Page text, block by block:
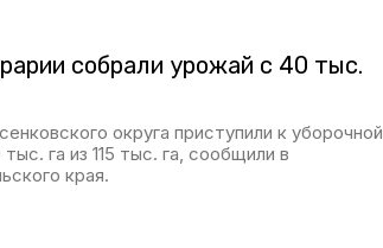
собрали урожай с 40 тыс.
округа приступили к уборочной
га из 115 тыс. га, сообщили в
края.